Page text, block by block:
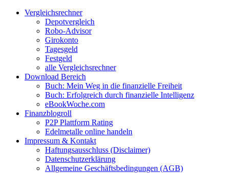
Zum
Facebook
Twitter
Instagram
Pinterest
YouTubeVergleichsrechner
Depotvergleich
Robo-Advisor
Girokonto
Tagesgeld
Festgeld
alle Vergleichsrechner
Download Bereich
Buch: Mein Weg in die finanzielle Freiheit
Buch: Erfolgreich durch finanzielle Intelligenz
eBookWoche.com
Finanzblogroll
P2P Plattform Rating
Edelmetalle online handeln
Impressum & Kontakt
Haftungsausschluss (Disclaimer)
Datenschutzerklärung
Allgemeine Geschäftsbedingungen (AGB)